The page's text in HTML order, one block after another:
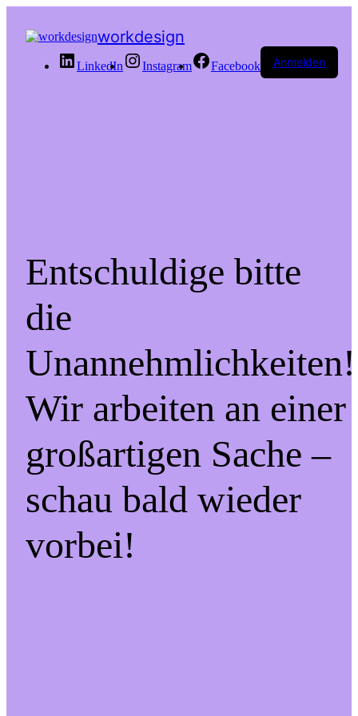
workdesign
LinkedIn Instagram Facebook Anmelden
Entschuldige bitte
die
Unannehmlichkeiten!
Wir arbeiten an einer
großartigen Sache –
schau bald wieder
vorbei!